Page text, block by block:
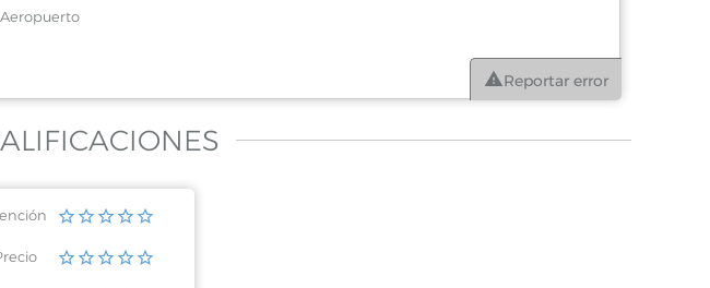
Reportar error